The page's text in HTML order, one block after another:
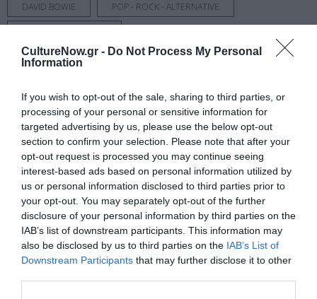
CultureNow.gr - Do Not Process My Personal
Information
If you wish to opt-out of the sale, sharing to third parties, or
processing of your personal or sensitive information for
targeted advertising by us, please use the below opt-out
section to confirm your selection. Please note that after your
opt-out request is processed you may continue seeing
interest-based ads based on personal information utilized by
us or personal information disclosed to third parties prior to
your opt-out. You may separately opt-out of the further
disclosure of your personal information by third parties on the
IAB’s list of downstream participants. This information may
also be disclosed by us to third parties on the IAB’s List of
Downstream Participants that may further disclose it to other
DAVID BOWIE
POP - ROCK - ALTERNATIVE
Newsletter
Κάθε βδομάδα στο e-mail σας τα τελευταία νέα για
την Τέχνη και τον Πολιτισμό!
Ακολουθήστε το Culturenow.gr
Σχετικά Άρθρα